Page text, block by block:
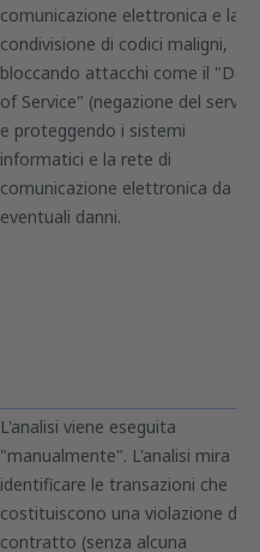
comunicazione elettronica e la
condivisione di codici maligni,
bloccando attacchi come il
of Service" (negazione del
e proteggendo i sistemi
informatici e la rete di
comunicazione elettronica da
eventuali danni.
L'analisi viene eseguita
"manualmente". L'analisi mira a
identificare le transazioni che
costituiscono una violazione del
contratto (senza alcuna